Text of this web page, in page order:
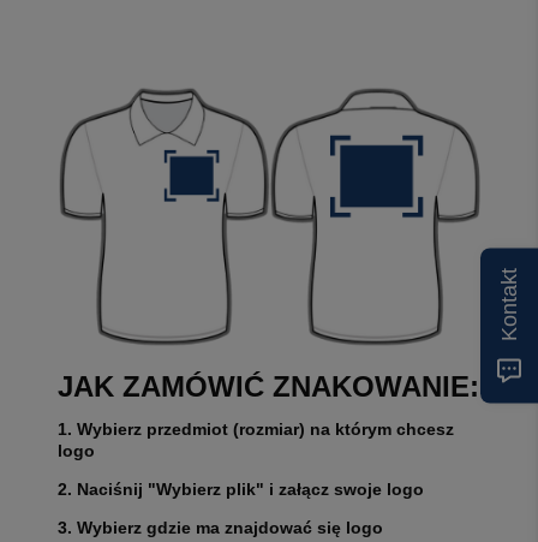
JAK ZAMÓWIĆ ZNAKOWANIE:
1. Wybierz przedmiot (rozmiar) na którym chcesz
logo
2. Naciśnij "Wybierz plik" i załącz swoje logo
3. Wybierz gdzie ma znajdować się logo
Kontakt